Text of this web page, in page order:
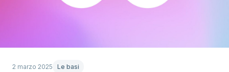
2 marzo 2025 Le basi